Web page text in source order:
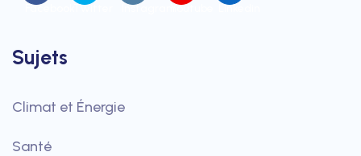
Facebook Twitter InstagramYoutube Linkedin
Sujets
Climat et Énergie
Santé